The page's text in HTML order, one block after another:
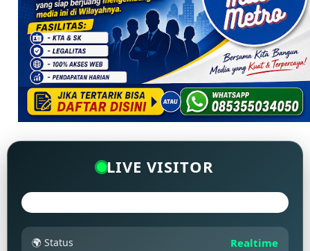
LIVE VISITOR
🌍 Status Realtime